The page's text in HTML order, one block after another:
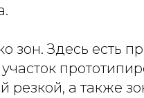
зон. Здесь есть
резкой, а также